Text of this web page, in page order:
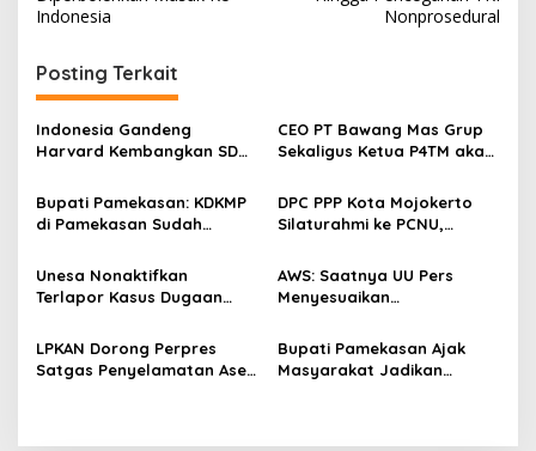
i
g
a
s
i
p
o
s
Indonesia
Nonprosedural
Posting Terkait
Indonesia Gandeng
Harvard Kembangkan SDM
Dunia
CEO PT Bawang Mas Grup
Sekaligus Ketua P4TM akan
Tembakau di Madura
Bupati Pamekasan: KDKMP
di Pamekasan Sudah
Selesai Akhir Juli 2026
DPC PPP Kota Mojokerto
Silaturahmi ke PCNU,
Masyarakat
Unesa Nonaktifkan
Terlapor Kasus Dugaan
Kegiatan Kampus demi
Kelancaran Penanganan
AWS: Saatnya UU Pers
Menyesuaikan
Digital dan AI
LPKAN Dorong Perpres
Satgas Penyelamatan Aset
Bupati Pamekasan Ajak
Masyarakat Jadikan